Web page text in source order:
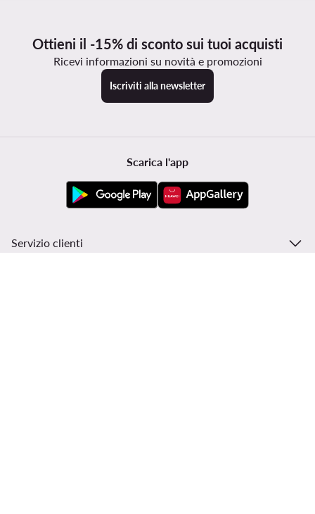
Ottieni il -15% di sconto sui tuoi acquisti
Ricevi informazioni su novità e promozioni
Iscriviti alla newsletter
Scarica l'app
Servizio clienti